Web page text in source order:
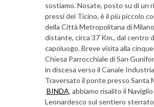
sostiamo. Nosate, posto su di un
pressi del Ticino, è il più piccolo
della Città Metropolitana di
distante, circa 37 Km., dal centro
capoluogo. Breve visita alla
Chiesa Parrocchiale di San
in discesa verso il Canale
Traversato il ponte presso Santa
BINDA, abbiamo risalito il Naviglio
Leonardesco sul sentiero sterrato